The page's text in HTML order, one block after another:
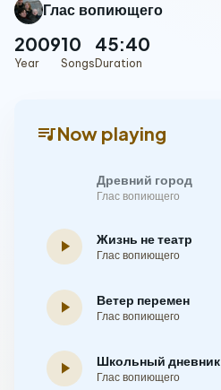
Глас вопиющего
2009
Year
10
Songs
45:40
Duration
queue_musicNow playing
Древний город
Глас вопиющего
play_arrow Жизнь не театр
Глас вопиющего
play_arrow Ветер перемен
Глас вопиющего
play_arrow Школьный дневник
Глас вопиющего